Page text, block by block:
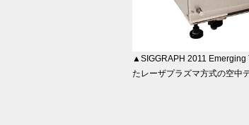
▲SIGGRAPH 2011 Emerging
たレーザプラズマ方式の空中